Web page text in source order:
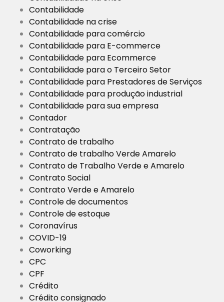
Contabilidade
Contabilidade na crise
Contabilidade para comércio
Contabilidade para E-commerce
Contabilidade para Ecommerce
Contabilidade para o Terceiro Setor
Contabilidade para Prestadores de Serviços
Contabilidade para produção industrial
Contabilidade para sua empresa
Contador
Contratação
Contrato de trabalho
Contrato de trabalho Verde Amarelo
Contrato de Trabalho Verde e Amarelo
Contrato Social
Contrato Verde e Amarelo
Controle de documentos
Controle de estoque
Coronavírus
COVID-19
Coworking
CPC
CPF
Crédito
Crédito consignado